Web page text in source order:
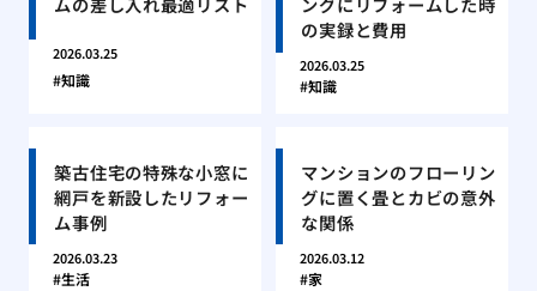
2026.03.25
知識
の実録と費用
2026.03.25
知識
築古住宅の特殊な小窓に
網戸を新設したリフォー
ム事例
2026.03.23
生活
マンションのフローリン
グに置く畳とカビの意外
な関係
2026.03.12
家